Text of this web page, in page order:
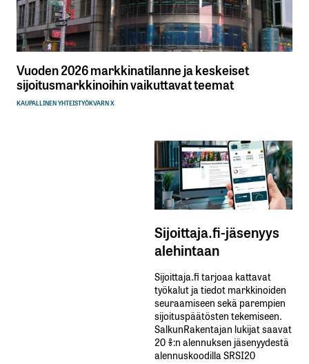
Vuoden 2026 markkinatilanne ja keskeiset
sijoitusmarkkinoihin vaikuttavat teemat
KAUPALLINEN YHTEISTYÖKVARN X
Sijoittaja.fi-jäsenyys
alehintaan
Sijoittaja.fi tarjoaa kattavat
työkalut ja tiedot markkinoiden
seuraamiseen sekä parempien
sijoituspäätösten tekemiseen.
SalkunRakentajan lukijat saavat
20 %:n alennuksen jäsenyydestä
alennuskoodilla SRSI20